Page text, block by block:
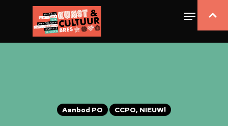
Aanbod PO CCPO, NIEUW!